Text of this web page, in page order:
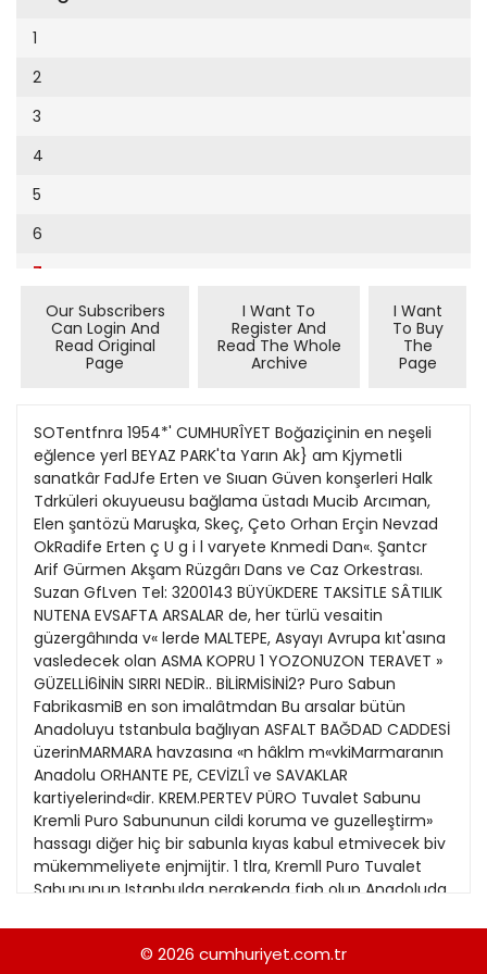
Cumhuriyet Sağlıklı Beslenme
Cumhuriyet Sokak
Cumhuriyet Spor
Cumhuriyet Strateji
Cumhuriyet Tarım
Cumhuriyet Yılbaşı
Çerçeve Eki
Dergi Eki
Ekonomi Eki
Evleniyoruz
Güney Dogu
Kitap Eki
Özel Ekler
Özel Okullar
Sevgililer Günü
Siyaset Eki
Sürdürülebilir yaşam
Turizm Eki
Yerel Yönetimler
1994
1991
1990
1989
1988
1987
1986
1985
1984
1983
1982
1981
1980
9
10
11
12
13
14
15
16
19
20
21
22
23
24
26
27
28
29
30
31
1
2
3
4
5
6
7
Our Subscribers
Can Login And
Read Original
Page
I Want To
Register And
Read The Whole
Archive
I Want
To Buy
The
Page
SOTentfnra 1954*' CUMHURÎYET Boğaziçinin en neşeli
eğlence yerl BEYAZ PARK'ta Yarın Ak} am Kjymetli
sanatkâr FadJfe Erten ve Sıuan Güven konşerleri Halk
Tdrküleri okuyueusu bağlama üstadı Mucib Arcıman,
Elen şantözü Maruşka, Skeç, Çeto Orhan Erçin Nevzad
OkRadife Erten ç U g i l varyete Knmedi Dan«. Şantcr
Arif Gürmen Akşam Rüzgârı Dans ve Caz Orkestrası.
Suzan GfLven Tel: 3200143 BÜYÜKDERE TAKSİTLE SÂTILIK
NUTENA EVSAFTA ARSALAR de, her türlü vesaitin
güzergâhında v« lerde MALTEPE, Asyayı Avrupa kıt'asına
vasledecek olan ASMA KOPRU 1 YOZONUZON TERAVET »
GÜZELLİ6İNİN SIRRI NEDİR.. BİLİRMİSİNİ2? Puro Sabun
FabrikasmiB en son imalâtmdan Bu arsalar bütün
Anadoluyu tstanbula bağlıyan ASFALT BAĞDAD CADDESİ
üzerinMARMARA havzasına «n hâklm m«vkiMarmaranın
Anadolu ORHANTE PE, CEVİZLÎ ve SAVAKLAR
kartiyelerind«dir. KREM.PERTEV PÜRO Tuvalet Sabunu
Kremli Puro Sabununun cildi koruma ve guzelleştirm»
hassagı diğer hiç bir sabunla kıyas kabul etmivecek biv
mükemmeliyete enjmijtir. 1 tlra, Kremll Puro Tuvalet
Sabununun Istanbulda perakenda fiab olup Anadoluda
beneklerin tefckkülüne ma* ni olur. Caıib* ve
guzelliğinizi biv kat daha arttırır. Kremli yakasma
© 2026 cumhuriyet.com.tr